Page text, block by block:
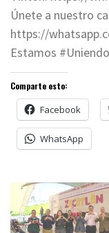
Únete a nuestro
https://
Estamos
Comparte esto:
Facebook
WhatsApp